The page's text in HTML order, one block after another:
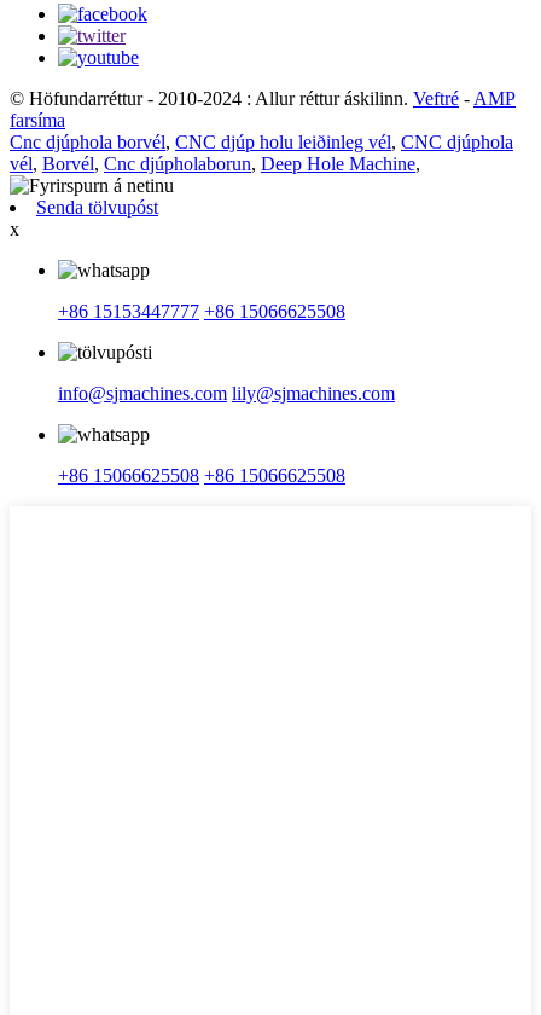
© Höfundarréttur - 2010-2024 : Allur réttur áskilinn. Veftré - AMP
farsíma
Cnc djúphola borvél, CNC djúp holu leiðinleg vél, CNC djúphola
vél, Borvél, Cnc djúpholaborun, Deep Hole Machine,
Senda tölvupóst
x
+86 15153447777 +86 15066625508
info@sjmachines.com lily@sjmachines.com
+86 15066625508 +86 15066625508